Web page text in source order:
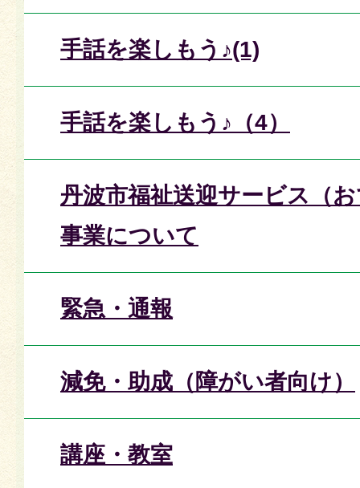
手話を楽しもう♪(1)
手話を楽しもう♪（4）
丹波市福祉送迎サービス（
事業について
緊急・通報
減免・助成（障がい者向け）
講座・教室